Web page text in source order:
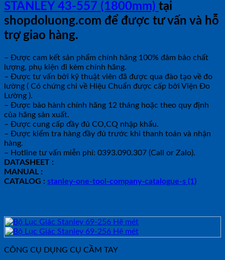
STANLEY 43-557 (1800mm) tại
shopdoluong.com để được tư vấn và hỗ
trợ giao hàng.
– Được cam kết sản phẩm chính hãng 100% đảm bảo chất
lượng, phụ kiện đi kèm chính hãng.
– Được tư vấn bởi kỹ thuật viên đã được qua đào tạo về đo
lường ( Có chứng chỉ về Hiệu Chuẩn được cấp bởi Viện Đo
Lường ).
– Được bảo hành chính hãng 12 tháng hoặc theo quy định
của hãng sản xuất.
– Được cung cấp đầy đủ CO,CQ nhập khẩu.
– Được kiểm tra hàng đầy đủ trước khi thanh toán và nhận
hàng.
– Hotline tư vấn miễn phí: 0393.090.307 (Call or Zalo).
DATASHEET :
MANUAL :
CATALOG : stanley-one-tool-company-catalogue-s (1)
CÔNG CỤ DỤNG CỤ CẦM TAY